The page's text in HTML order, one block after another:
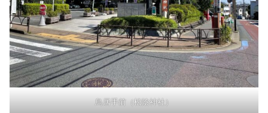
鳥居手前（松陰神社）